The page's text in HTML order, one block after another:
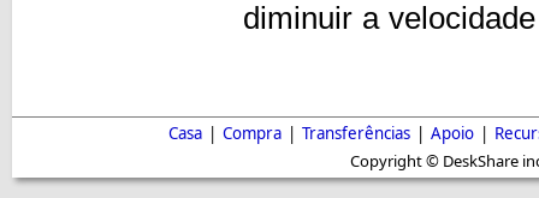
diminuir a
Casa | Compra | Transferências | Apoio |
Copyright © DeskShare